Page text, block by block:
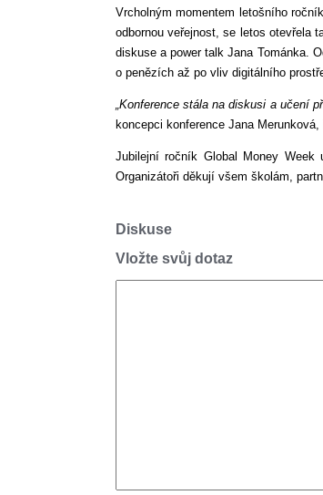
Vrcholným momentem letošního
odbornou veřejnost, se letos otevřela
diskuse a power talk Jana Tománka.
o penězích až po vliv digitálního
„Konference stála na diskusi a učení
koncepci konference Jana
Jubilejní ročník Global Money
Organizátoři děkují všem školám,
Diskuse
Vložte svůj dotaz